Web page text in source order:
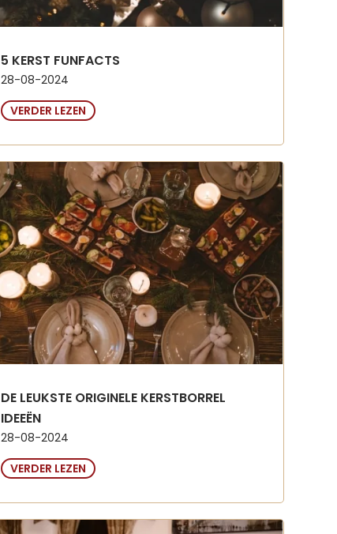
5 KERST FUNFACTS
28-08-2024
VERDER LEZEN
DE LEUKSTE ORIGINELE KERSTBORREL
IDEEËN
28-08-2024
VERDER LEZEN